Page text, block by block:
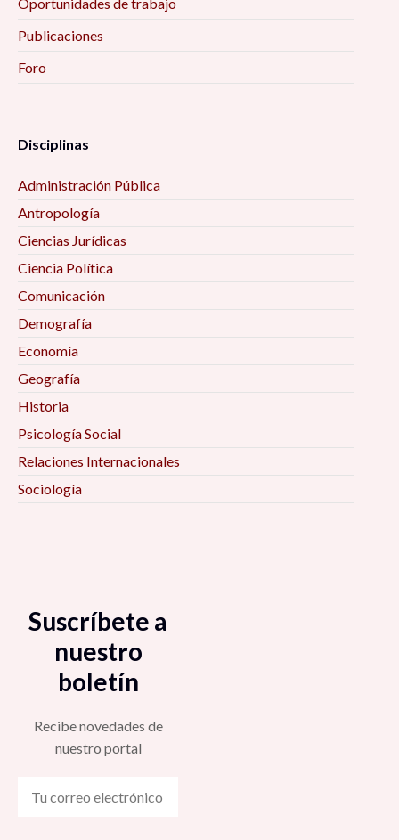
Publicaciones
Foro
Disciplinas
Administración Pública
Antropología
Ciencias Jurídicas
Ciencia Política
Comunicación
Demografía
Economía
Geografía
Historia
Psicología Social
Relaciones Internacionales
Sociología
Suscríbete a
nuestro
boletín
Recibe novedades de
nuestro portal